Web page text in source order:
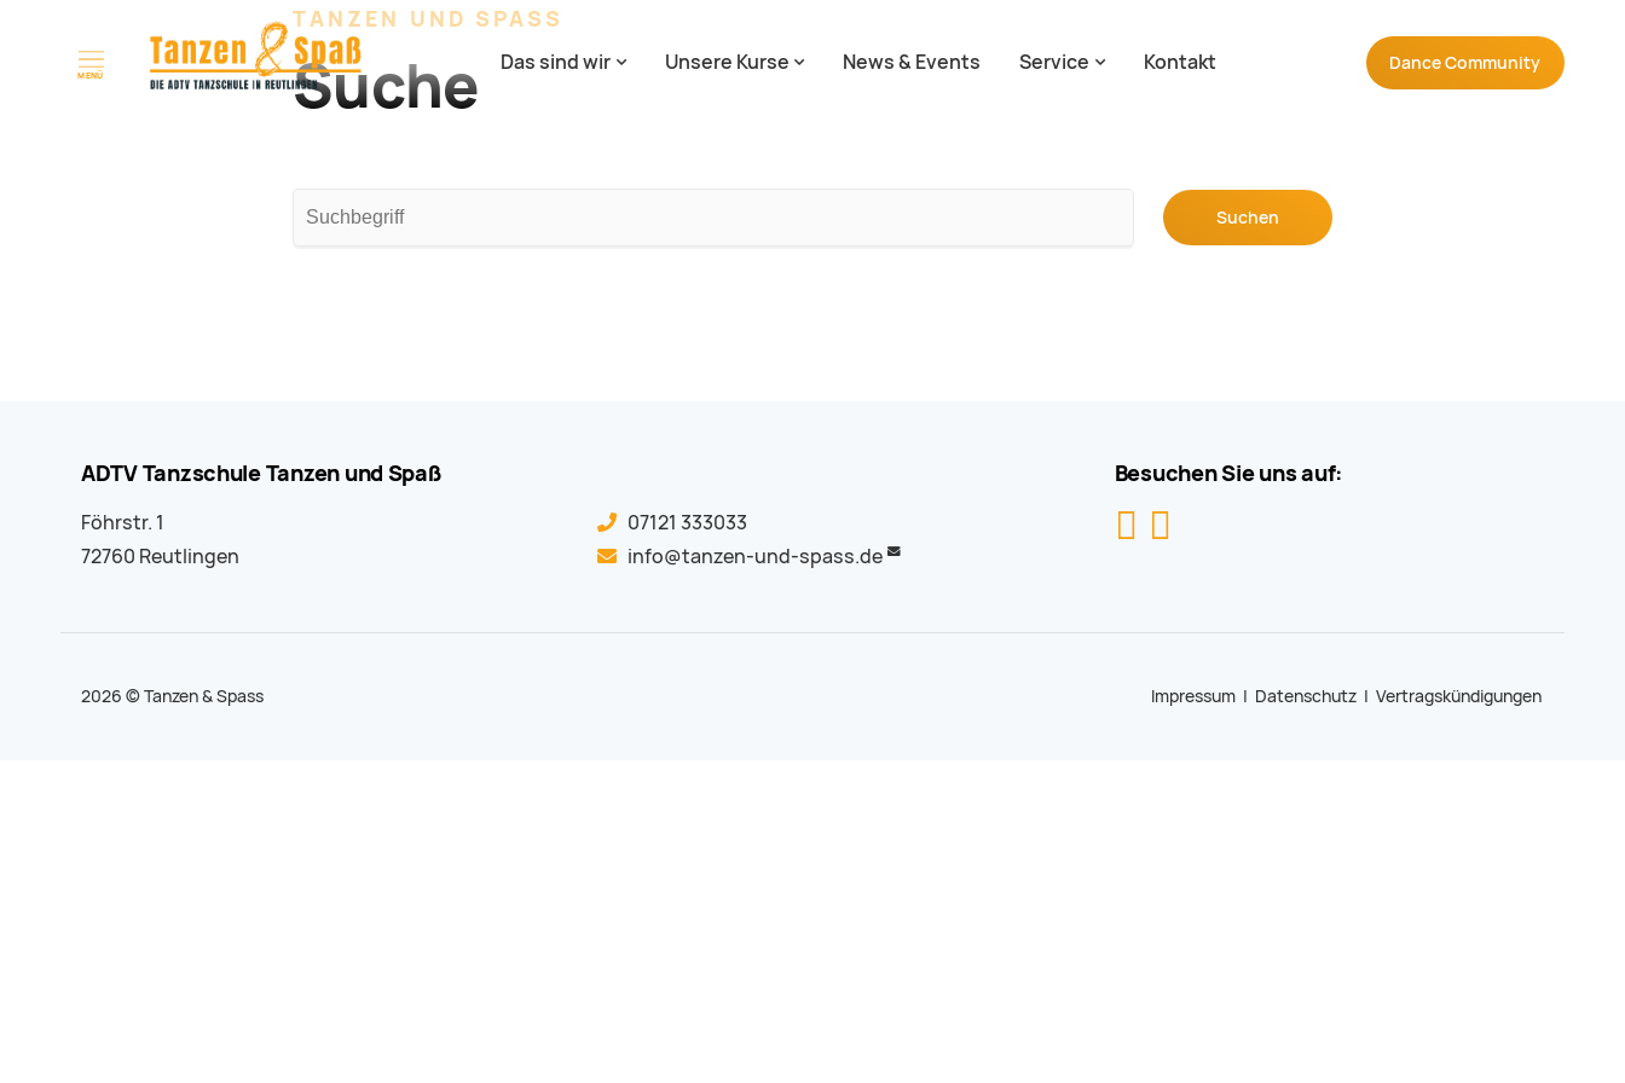
MENÜ
Navigation überspringen
Das sind wir Unsere Kurse News & Events Service Kontakt Navigation wiederholenDanceCommunity
TANZEN UND SPASS
Suche
Suchbegriffe
Suchen
ADTV Tanzschule Tanzen und Spaß
Föhrstr. 1
72760 Reutlingen
07121 333033
info@tanzen-und-spass.de
Besuchen Sie uns auf:
2026 © Tanzen & Spass Impressum| Datenschutz| Vertragskündigungen